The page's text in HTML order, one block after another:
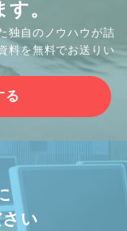
。
独自のノウハウが詰
料を無料でお送りい
る
い